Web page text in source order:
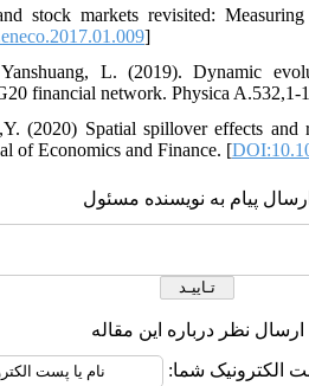
stock markets revisited:
]
L. (2019). Dynamic
financial network. Physica A.532,1-
(2020) Spatial spillover effects and
of Economics and Finance. [
ارسال پیام به نویسنده مسئول
ارسال نظر درباره این مقاله
الکترونیک شما: